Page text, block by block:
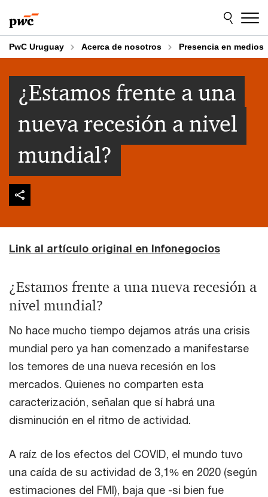
to
content
to
footer
PwC Uruguay Acerca de nosotros Presencia en medios
¿Estamos frente a una
nueva recesión a nivel
mundial?
Link al artículo original en Infonegocios
¿Estamos frente a una nueva recesión a
nivel mundial?
No hace mucho tiempo dejamos atrás una crisis
mundial pero ya han comenzado a manifestarse
los temores de una nueva recesión en los
mercados. Quienes no comparten esta
caracterización, señalan que sí habrá una
disminución en el ritmo de actividad.
A raíz de los efectos del COVID, el mundo tuvo
una caída de su actividad de 3,1% en 2020 (según
estimaciones del FMI), baja que -si bien fue